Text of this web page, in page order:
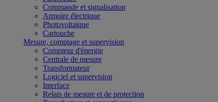
Commande et signalisation
Armoire électrique
Photovoltaïque
Cartouche
Mesure, comptage et supervision
Compteur d'énergie
Centrale de mesure
Transformateur
Logiciel et supervision
Interface
Relais de mesure et de protection